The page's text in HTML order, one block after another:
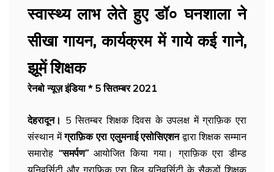
स्वास्थ्य लाभ लेते हुए डॉ० घनशाला ने
सीखा गायन, कार्यक्रम में गाये कई गाने,
झूमें शिक्षक
रेनबो न्यूज़ इंडिया * 5 सितम्बर 2021
देहरादून। 5 सितम्बर शिक्षक दिवस के उपलक्ष में ग्राफ़िक एरा
संस्थान मेंग्राफ़िक एरा एलुमनाई एसोसिएशनद्वारा शिक्षक सम्मान
समारोह “समर्पण”आयोजित किया गया। ग्राफ़िक एरा डीम्ड
यूनिवर्सिटी और ग्राफ़िक एरा हिल यूनिवर्सिटी के सैकड़ों शिक्षक